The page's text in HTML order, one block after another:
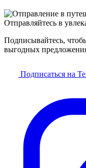
Отправляйтесь в
Подписывайтесь,
выгодных
Подписаться на